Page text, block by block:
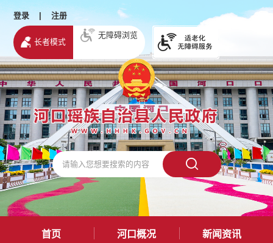
登录 | 注册
长者模式
无障碍浏览
首页 河口概况 新闻资讯